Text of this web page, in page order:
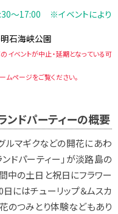
～17:00 ※イベントにより
石海峡公園
ベントが中止・延期となっている可
ページをご覧ください。
ドパーティーの概要
ルマギクなどの開花にあわ
ドパーティー」が淡路島の
中の土日と祝日にフラワー
にはチューリップ＆ムスカ
のつみとり体験などもあり